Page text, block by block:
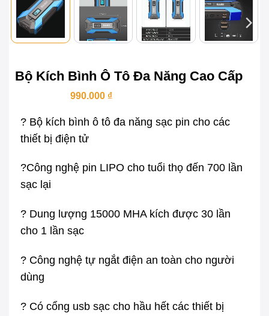
Bộ Kích Bình Ô Tô Đa Năng Cao Cấp
Giá
1.500.000 ₫.
990.000 ₫Giá
là:
? Bộ kích bình ô tô đa năng sạc pin cho các
thiết bị điện tử
?Công nghệ pin LIPO cho tuổi thọ đến 700 lần
sạc lại
? Dung lượng 15000 MHA kích được 30 lần
cho 1 lần sạc
? Công nghệ tự ngắt điện an toàn cho người
dùng
? Có cổng usb sạc cho hầu hết các thiết bị